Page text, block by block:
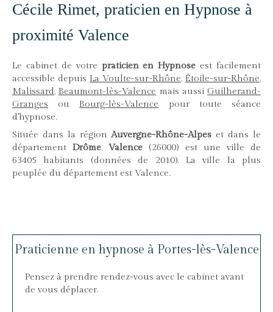
Cécile Rimet, praticien en Hypnose à
proximité Valence
Le cabinet de votre praticien en Hypnose est facilement
accessible depuis La Voulte-sur-Rhône, Étoile-sur-Rhône,
Malissard, Beaumont-lès-Valence mais aussi Guilherand-
Granges ou Bourg-lès-Valence pour toute séance
d'hypnose.
Située dans la régionAuvergne-Rhône-Alpes et dans le
départementDrôme,Valence (26000) est une ville de
63405 habitants (données de 2010). La ville la plus
peuplée du département est Valence.
Praticienne en hypnose à Portes-lès-Valence
Pensez à prendre rendez-vous avec le cabinet avant
de vous déplacer.